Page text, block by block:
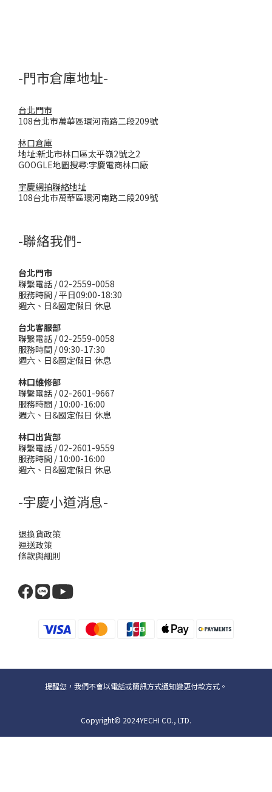
-門市倉庫地址-
台北門市
108台北市萬華區環河南路二段209號
林口倉庫
地址:新北市林口區太平嶺2號之2
GOOGLE地圖搜尋:宇慶電商林口廠
宇慶網拍聯絡地址
108台北市萬華區環河南路二段209號
-聯絡我們-
台北門市
聯繫電話 / 02-2559-0058
服務時間 / 平日09:00-18:30
週六、日&國定假日 休息
台北客服部
聯繫電話 / 02-2559-0058
服務時間 / 09:30-17:30
週六、日&國定假日 休息
林口維修部
聯繫電話 / 02-2601-9667
服務時間 / 10:00-16:00
週六、日&國定假日 休息
林口出貨部
聯繫電話 / 02-2601-9559
服務時間 / 10:00-16:00
週六、日&國定假日 休息
-宇慶小道消息-
退換貨政策
運送政策
條款與細則
提醒您，我們不會以電話或簡訊方式通知變更付款方式。
Copyright© 2024YECHI CO., LTD.